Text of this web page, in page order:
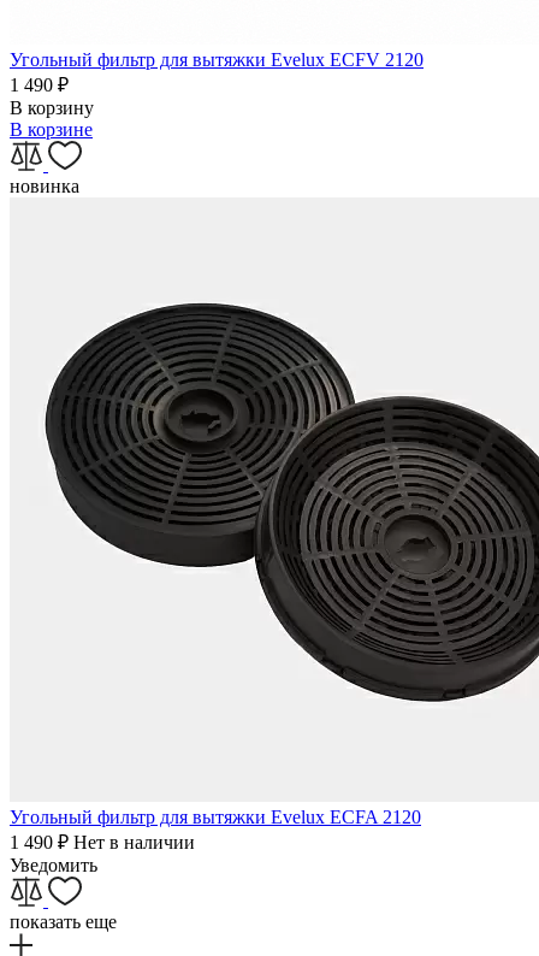
Угольный фильтр для вытяжки Evelux ECFV 2120
1 490 ₽
В корзину
В корзине
новинка
Угольный фильтр для вытяжки Evelux ECFA 2120
1 490 ₽ Нет в наличии
Уведомить
показать еще